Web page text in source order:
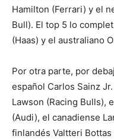
Hamilton (Ferrari) y el
Bull). El top 5 lo
(Haas) y el australiano
Por otra parte, por
español Carlos Sainz
Lawson (Racing Bulls),
(Audi), el canadiense
finlandés Valtteri Bottas